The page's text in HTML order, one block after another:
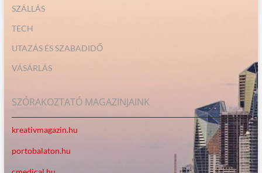
SZÁLLÁS
TECH
UTAZÁS ÉS SZABADIDŐ
VÁSÁRLÁS
SZÓRAKOZTATÓ MAGAZINJAINK
kreativmagazin.hu
portobalaton.hu